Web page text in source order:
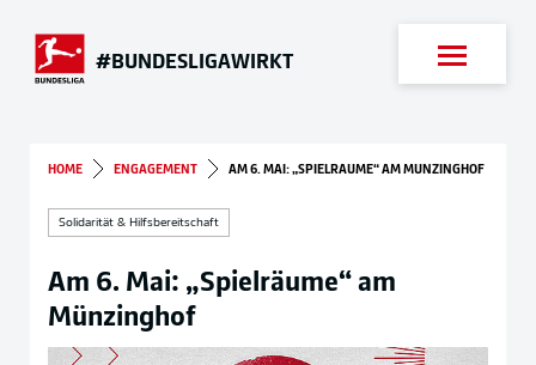
#BUNDESLIGAWIRKT
Suche
HOME ENGAGEMENT AM 6. MAI: „SPIELRÄUME“ AM MÜNZINGHOF
Solidarität & Hilfsbereitschaft
Am 6. Mai: „Spielräume“ am
Münzinghof